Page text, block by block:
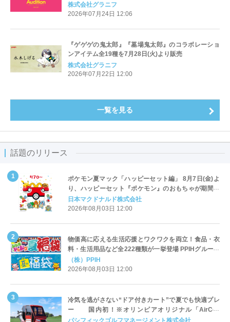
株式会社グラニフ
2026年07月24日 12:06
『ゲゲゲの鬼太郎』『墓場鬼太郎』のコラボレーショ
ンアイテム全19種を7月28日(火)より販売
株式会社グラニフ
2026年07月22日 12:00
一覧を見る
話題のリリース
ポケモン夏マック「ハッピーセット編」 8月7日(金)よ
り、ハッピーセット『ポケモン』のおもちゃが期間限
定登場
日本マクドナルド株式会社
2026年08月03日 12:00
物価高に応える生活応援とワクワクを両立！食品・衣
料・生活用品など全222種類が一挙登場 PPIHグループ
「夏福袋」＆セール 8月6日(木)より順次スタート
（株）PPIH
2026年08月03日 12:00
冷気を逃がさない“ドア付きカート”で夏でも快適プレ
ー 国内初！※オリンピアオリジナル「AirCon
Cart（エアコンカート）」導入 | ＰＧＭ
パシフィックゴルフマネージメント株式会社